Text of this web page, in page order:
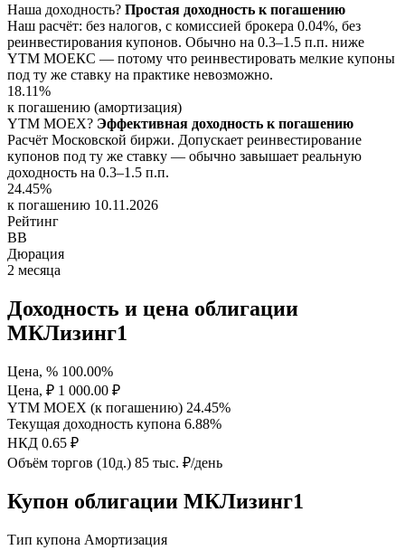
Наша доходность? Простая доходность к погашению
Наш расчёт: без налогов, с комиссией брокера 0.04%, без
реинвестирования купонов. Обычно на 0.3–1.5 п.п. ниже
YTM МОЕКС — потому что реинвестировать мелкие купоны
под ту же ставку на практике невозможно.
18.11%
к погашению (амортизация)
YTM MOEX? Эффективная доходность к погашению
Расчёт Московской биржи. Допускает реинвестирование
купонов под ту же ставку — обычно завышает реальную
доходность на 0.3–1.5 п.п.
24.45%
к погашению 10.11.2026
Рейтинг
BB
Дюрация
2 месяца
Доходность и цена облигации
МКЛизинг1
Цена, % 100.00%
Цена, ₽ 1 000.00 ₽
YTM MOEX (к погашению) 24.45%
Текущая доходность купона 6.88%
НКД 0.65 ₽
Объём торгов (10д.) 85 тыс. ₽/день
Купон облигации МКЛизинг1
Тип купона Амортизация